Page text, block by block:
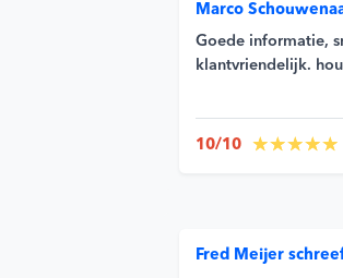
Marco
Goede informatie,
klantvriendelijk.
10/10
Fred Meijer